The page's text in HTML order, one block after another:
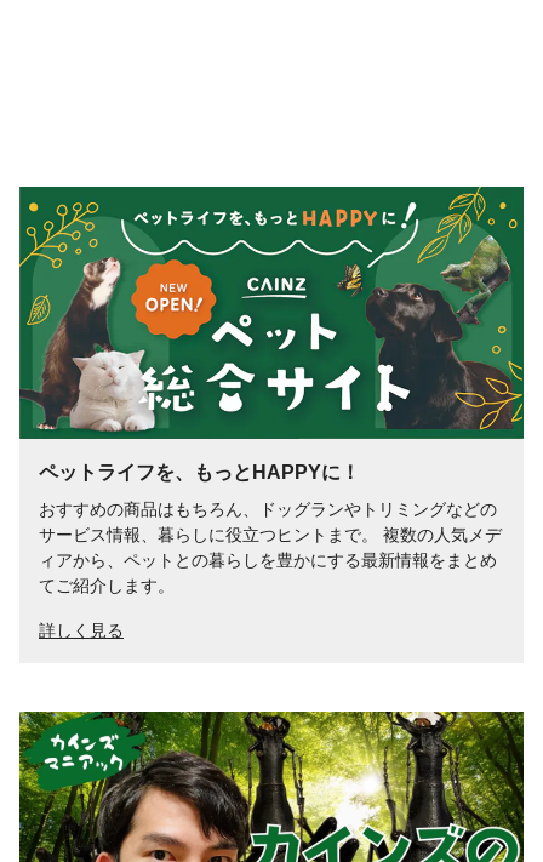
ペットライフを、もっとHAPPYに！
おすすめの商品はもちろん、ドッグランやトリミングなどの
サービス情報、暮らしに役立つヒントまで。 複数の人気メデ
ィアから、ペットとの暮らしを豊かにする最新情報をまとめ
てご紹介します。
詳しく見る